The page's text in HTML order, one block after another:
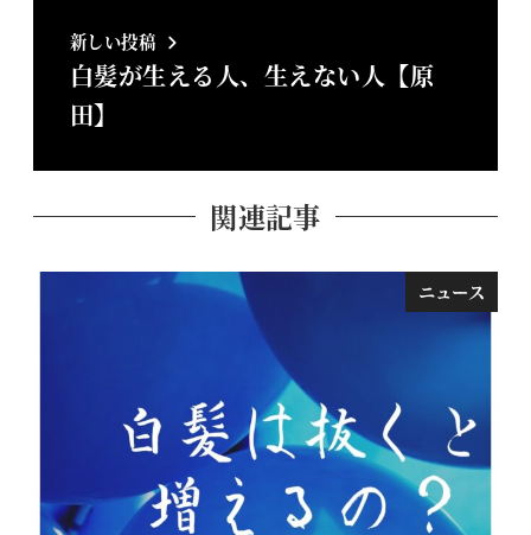
新しい投稿
白髪が生える人、生えない人【原
田】
関連記事
ニュース